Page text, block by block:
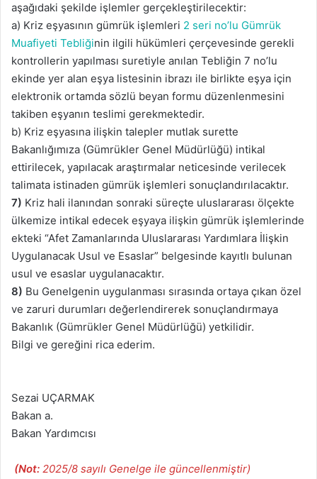
aşağıdaki şekilde işlemler gerçekleştirilecektir:
a) Kriz eşyasının gümrük işlemleri 2 seri no’lu Gümrük
Muafiyeti Tebliğinin ilgili hükümleri çerçevesinde gerekli
kontrollerin yapılması suretiyle anılan Tebliğin 7 no’lu
ekinde yer alan eşya listesinin ibrazı ile birlikte eşya için
elektronik ortamda sözlü beyan formu düzenlenmesini
takiben eşyanın teslimi gerekmektedir.
b) Kriz eşyasına ilişkin talepler mutlak surette
Bakanlığımıza (Gümrükler Genel Müdürlüğü) intikal
ettirilecek, yapılacak araştırmalar neticesinde verilecek
talimata istinaden gümrük işlemleri sonuçlandırılacaktır.
7) Kriz hali ilanından sonraki süreçte uluslararası ölçekte
ülkemize intikal edecek eşyaya ilişkin gümrük işlemlerinde
ekteki “Afet Zamanlarında Uluslararası Yardımlara İlişkin
Uygulanacak Usul ve Esaslar” belgesinde kayıtlı bulunan
usul ve esaslar uygulanacaktır.
8) Bu Genelgenin uygulanması sırasında ortaya çıkan özel
ve zaruri durumları değerlendirerek sonuçlandırmaya
Bakanlık (Gümrükler Genel Müdürlüğü) yetkilidir.
Bilgi ve gereğini rica ederim.
Sezai UÇARMAK
Bakan a.
Bakan Yardımcısı
(Not: 2025/8 sayılı Genelge ile güncellenmiştir)